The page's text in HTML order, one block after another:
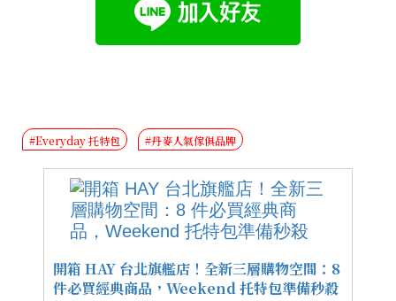
#Everyday 托特包 #丹麥人氣傢俱品牌
開箱 HAY 台北旗艦店！全新三層購物空間：8
件必買經典商品，Weekend 托特包準備秒殺